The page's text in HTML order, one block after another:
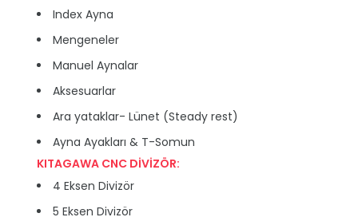
Index Ayna
Mengeneler
Manuel Aynalar
Aksesuarlar
Ara yataklar- Lünet (Steady rest)
Ayna Ayakları & T-Somun
KITAGAWA CNC DİVİZÖR:
4 Eksen Divizör
5 Eksen Divizör